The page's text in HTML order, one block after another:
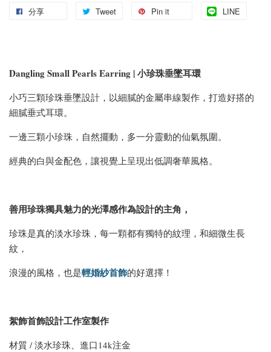
分享 Tweet Pin it LINE
Dangling Small Pearls Earring | 小珍珠垂墜耳環
小巧三顆珍珠垂墜設計，以細膩的金屬串線製作，打造好搭的
細膩垂式耳環。
一邊三顆小珍珠，自然擺動，多一分靈動的仙氣氛圍。
經典的白與金配色，讓視覺上呈現出低調奢華風格。
善用珍珠獨具魅力的光澤感作為設計的主角，
珍珠是真的淡水珍珠，每一顆都有獨特的紋理，和細微生長
紋，
浪漫的風格，也是輕婚紗首飾的好選擇！
絮飾首飾設計工作室製作
材質 / 淡水珍珠、進口14k注金